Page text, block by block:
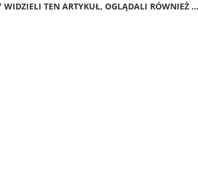
WIDZIELI TEN ARTYKUŁ, OGLĄDALI RÓWNIEŻ ...